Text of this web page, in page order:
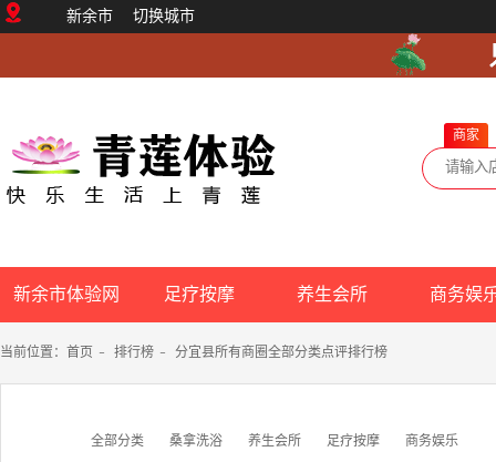
新余市 切换城市
商家
新余市体验网 足疗按摩 养生会所 商务娱
当前位置： 首页 - 排行榜 - 分宜县所有商圈全部分类点评排行榜
全部分类 桑拿洗浴 养生会所 足疗按摩 商务娱乐